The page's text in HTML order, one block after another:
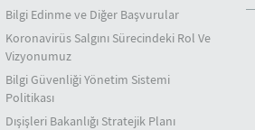
Bilgi Edinme ve Diğer Başvurular
Koronavirüs Salgını Sürecindeki Rol Ve
Vizyonumuz
Bilgi Güvenliği Yönetim Sistemi
Politikası
Dışişleri Bakanlığı Stratejik Planı